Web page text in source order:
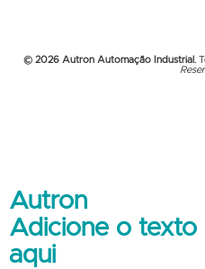
© 2026 Autron Automação Industrial.
Autron
Adicione o texto
aqui